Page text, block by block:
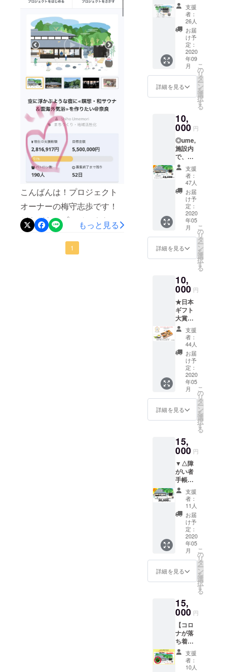
せの価値に気がつく場所」
にしたいと考えています。
「“ないもの”が“ある”からし
あわせではなくて、“ないも
の”が“ある”ことに気づくし
あわせを、感じてほし
い。」私たちのホテル、サ
ウナを含めた施設全体で大
事にしている考えです。サ
ウナを作りたかったのでは
なく、一人の「ただのヒ
ト」になり、フラットに自
分の身の回りを見るよう
な、そんな場所を作りた
かった。そして、地域に根
差し、村のじぃちゃんばぁ
ちゃんと、ただなんとなく
り告知をしておりました
ZOOMの進捗報告会のご連
絡です！私たちのサウナに
かける熱い想いや、工事の
こぼれ話、苦労話、最近面
白いと思ってることなど…
特にアジェンダはなくゆる
く楽しく、みなさんとお話
できて、実際に来ていただ
くことは難しいですが、少
しでも現場の空気感が伝わ
り、愛着をもっていただけ
る時間になればと思ってい
ます！【日程】4/18（本
日）17:00～18：004/19（明
日）17:00～18：00【ZOOM
URL】
https://us04web.zoom.us/j/4
私たちのホテル自体も自粛
の波を受け、厳しい状態が
続いておりますがいつまで
も「いま」を悲観していて
も仕方がないので「できる
方法」で、顔を上げて、 前
を向いて、進めていこうと
決めました！今日からは、
いまだからこそできる形で
みなさんと愛をもってこの
場所を育てていけるようサ
ウナの工事状況やクラファ
ンご支援の状況をご報告さ
せていただきます！さっそ
くですが、実は先週より大
工さんが入っていただき、
基礎のコンクリート工事が
始まっておりました！今回
しづらさや、生活のストレ
スが溜まりますよね…嬉し
いことに、まだサウナはで
きていないume,の施設です
が、「山添村のような自然
と、こんな時だからこそ、
逆にここを選んで来ていた
だくお客様がいることに、
毎日感動しております。
（キッズ、ベイビーも大歓
迎！♡）最近は、早めの筍
がすでにあがってきてお
り、お客様と一緒に、顔ほ
どの大きさのある筍をゲッ
りにいったりと、自然遊び
こんばんは！プロジェクト
オーナーの梅守志歩です！
どきどきのプロジェクト
オープン、2/25から早くも1
週間。どのぐらいの方にご
もっと見る
1
⁻ume,オ
リジナ
ルス
テッ
カー1枚
付き
⁻Thank
Messag
望の配
達時期
野菜や
果物を
選んで
お送り
させて
いただ
きま
す。
の購入
など、
なにに
でもご
利用い
ただけ
ます。 -
ume,の
「宿
泊、体
験、カ
で現金
代わり
にご利
用いた
だくこ
とがで
きま
す。下
記注意
事項を
必ずご
確認く
ださ
い。 ※
チケッ
ト有効
期限：
年間有
効で
（2020
年5月ご
ろ、到
着予
定）
ゴール
デンウ
イーク
のおで
かけに
どう
ぞ！ ※
体験、
カ
入等で
使うこ
とがで
きま
す。 ※
チケッ
トはお
釣りを
お渡し
するこ
とがで
きませ
ん。端
数につ
きまし
金でご
精算く
宿泊を
事前決
済で予
約され
た場
合、チ
ケット
での換
と行け
そうに
ないけ
れど…
気分だ
けで
も！ 山
添村の
サウナ
を体験
できる
GOODS
たちを
いたし
ます。
⁻ume,の
ロゴ入
りTシャ
ツ ⁻無農
薬・自
然栽培
で作っ
た大和
茶詰め
合わせ
⁻ume,
オリジ
ナルス
テッ
カー -
シャツ
は、M
のフ
リーサ
イズの
みにな
りま
す。
支援
者：
26人
お届
け予
定：
2020
年09
月
詳細を見る
こ
の
リ
タ
ー
ン
を
選
択
す
る
10,
000 円
◎ume,
施設内
で、ど
んな内
容でも
使える
お得な
チケッ
トで
す！◎
宿泊割
引券に
するで
もよ
し、お
食事や
フェ、
施設内
で販売
してい
る野菜
や雑貨
の購入
など、
なにに
でもご
利用い
ただけ
ます。 -
ume,の
「宿
泊、体
験、カ
で現金
代わり
にご利
用いた
だくこ
とがで
きま
す。下
記注意
事項を
必ずご
確認く
ださ
い。 ※
チケッ
ト有効
期限：
年間有
効で
す。
（2020
年5月ご
ろ、到
着予
定）
ゴール
支援
者：
47人
お届
け予
定：
2020
年05
月
詳細を見る
こ
の
リ
タ
ー
ン
を
選
択
す
る
10,
000 円
★日本
ギフト
大賞最
高賞
（47都
道府県
の1位）
を獲得
した＜
うめも
り＞の
手鞠わ
さび葉
寿し。
こちら
のわさ
は、山
添村等
で生え
ている
わさび
を使用
し、製
造され
ていま
す。 日
本全国
のお取
り寄せ
ギフト
や、女
子会の
おもた
での使
用にも
大人気
の商品
です！
こちら
に、山
添村で
育った
支援
者：
44人
お届
け予
定：
2020
年05
月
詳細を見る
こ
の
リ
タ
ー
ン
を
選
択
す
る
15,
000 円
▼△障
がい者
手帳を
お持ち
のご家
族、団
体さま
▼△
ume,宿
泊の特
別割引
券で
す。利
用期限
は無期
限とさ
ただき
ます。
ホテル
や周り
のお客
様に迷
惑がか
るんで
はない
支援
者：
11人
お届
け予
定：
2020
年05
月
詳細を見る
こ
の
リ
タ
ー
ン
を
選
択
す
る
15,
000 円
【コロ
ナが落
ち着い
たら、
ぜひ来
てくだ
支援
者：
10人